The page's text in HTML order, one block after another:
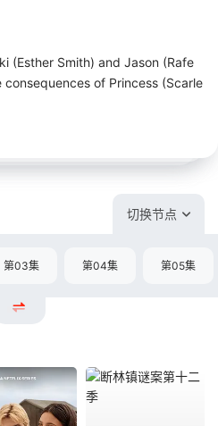
(Esther Smith) and Jason (Rafe
of Princess (Scarle
切换节点
第03集 第04集 第05集